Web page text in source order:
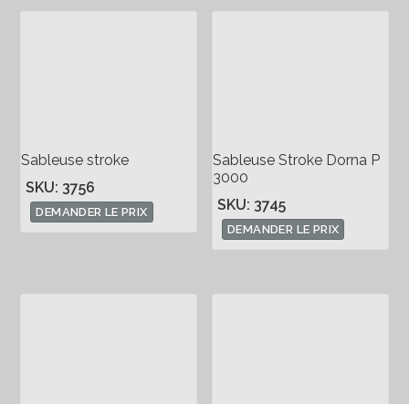
Sableuse stroke
SKU: 3756
DEMANDER LE PRIX
Sableuse Stroke Dorna P
3000
SKU: 3745
DEMANDER LE PRIX